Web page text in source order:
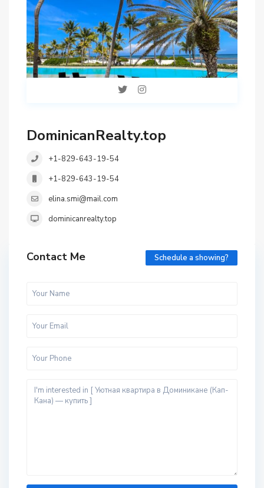
DominicanRealty.top
+1-829-643-19-54
+1-829-643-19-54
elina.smi@mail.com
dominicanrealty.top
Contact Me Schedule a showing?